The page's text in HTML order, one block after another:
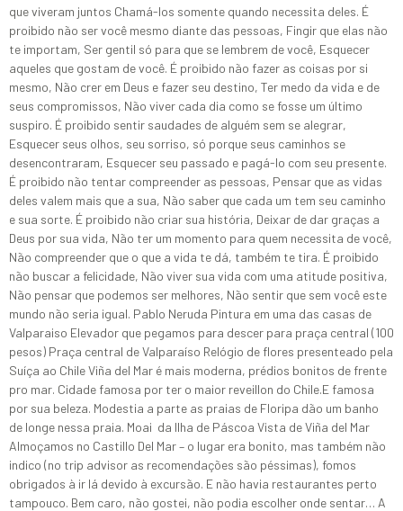
que viveram juntos Chamá-los somente quando necessita deles. É
proibido não ser você mesmo diante das pessoas, Fingir que elas não
te importam, Ser gentil só para que se lembrem de você, Esquecer
aqueles que gostam de você. É proibido não fazer as coisas por si
mesmo, Não crer em Deus e fazer seu destino, Ter medo da vida e de
seus compromissos, Não viver cada dia como se fosse um último
suspiro. É proibido sentir saudades de alguém sem se alegrar,
Esquecer seus olhos, seu sorriso, só porque seus caminhos se
desencontraram, Esquecer seu passado e pagá-lo com seu presente.
É proibido não tentar compreender as pessoas, Pensar que as vidas
deles valem mais que a sua, Não saber que cada um tem seu caminho
e sua sorte. É proibido não criar sua história, Deixar de dar graças a
Deus por sua vida, Não ter um momento para quem necessita de você,
Não compreender que o que a vida te dá, também te tira. É proibido
não buscar a felicidade, Não viver sua vida com uma atitude positiva,
Não pensar que podemos ser melhores, Não sentir que sem você este
mundo não seria igual. Pablo Neruda Pintura em uma das casas de
Valparaiso Elevador que pegamos para descer para praça central (100
pesos) Praça central de Valparaíso Relógio de flores presenteado pela
Suíça ao Chile Viña del Mar é mais moderna, prédios bonitos de frente
pro mar. Cidade famosa por ter o maior reveillon do Chile.E famosa
por sua beleza. Modestia a parte as praias de Floripa dão um banho
de longe nessa praia. Moai da Ilha de Páscoa Vista de Viña del Mar
Almoçamos no Castillo Del Mar – o lugar era bonito, mas também não
indico (no trip advisor as recomendações são péssimas), fomos
obrigados à ir lá devido à excursão. E não havia restaurantes perto
tampouco. Bem caro, não gostei, não podia escolher onde sentar… A